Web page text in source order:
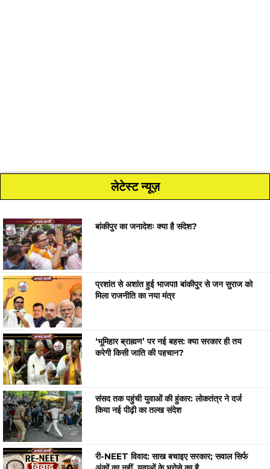
लेटेस्ट न्यूज़
बांकीपुर का जनादेशः क्या है संदेश?
प्रशांत से अशांत हुई भाजपा! बांकीपुर से जन सुराज को
मिला राजनीति का नया मंत्र
‘भूमिहार ब्राह्मण’ पर नई बहस: क्या सरकार ही तय
करेगी किसी जाति की पहचान?
संसद तक पहुंची युवाओं की हुंकार: लोकतंत्र ने दर्ज
किया नई पीढ़ी का तल्ख संदेश
री-NEET विवाद: साख बचाइए सरकार; सवाल सिर्फ